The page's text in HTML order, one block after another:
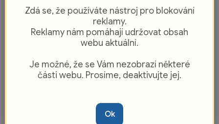
Zdá se, že používáte nástroj pro blokování
reklamy.
Reklamy nám pomáhají udržovat obsah
webu aktuální.
Je možné, že se Vám nezobrazí některé
části webu. Prosíme, deaktivujte jej.
Ok